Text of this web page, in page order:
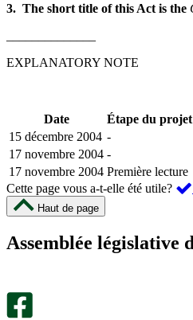
3. The short title of this Act is the
EXPLANATORY NOTE
Date Étape du
15 décembre 2004 -
17 novembre 2004 -
17 novembre 2004 Première lecture
Cette page vous a-t-elle été utile?
Haut de page
Assemblée législative